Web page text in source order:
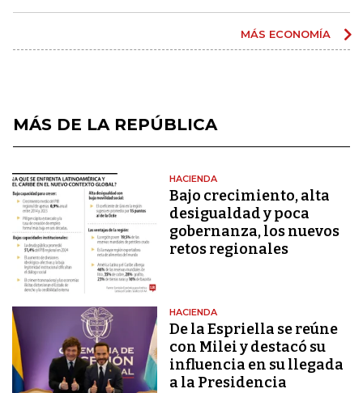
MÁS ECONOMÍA
MÁS DE LA REPÚBLICA
HACIENDA
Bajo crecimiento, alta
desigualdad y poca
gobernanza, los nuevos
retos regionales
HACIENDA
De la Espriella se reúne
con Milei y destacó su
influencia en su llegada
a la Presidencia